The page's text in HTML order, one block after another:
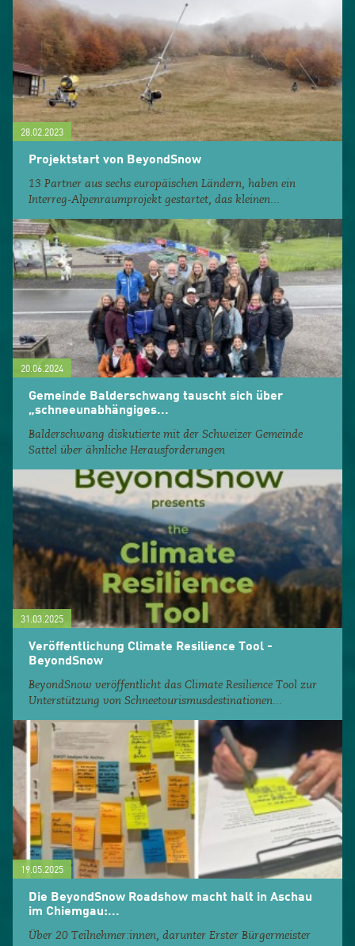
28.02.2023
Projektstart von BeyondSnow
13 Partner aus sechs europäischen Ländern, haben ein
Interreg-Alpenraumprojekt gestartet, das kleinen...
20.06.2024
Gemeinde Balderschwang tauscht sich über
„schneeunabhängiges...
Balderschwang diskutierte mit der Schweizer Gemeinde
Sattel über ähnliche Herausforderungen
31.03.2025
Veröffentlichung Climate Resilience Tool -
BeyondSnow
BeyondSnow veröffentlicht das Climate Resilience Tool zur
Unterstützung von Schneetourismusdestinationen...
19.05.2025
Die BeyondSnow Roadshow macht halt in Aschau
im Chiemgau:...
Über 20 Teilnehmer:innen, darunter Erster Bürgermeister